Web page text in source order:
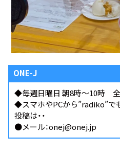
ONE-J
◆毎週日曜日 朝8時～10時 全
◆スマホやPCから”radiko”で
投稿は・・
●メール：onej@onej.jp